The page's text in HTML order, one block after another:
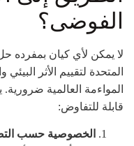
الفوضى؟
لا يمكن لأي كيان بمفرده
المتحدة لتقييم الأثر البيئي
المواءمة العالمية ضرورية.
قابلة للتفاوض:
الخصوصية حسب